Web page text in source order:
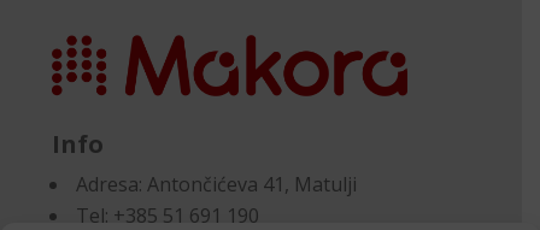
Info
Adresa:Antončićeva 41, Matulji
Tel: +385 51 691 190